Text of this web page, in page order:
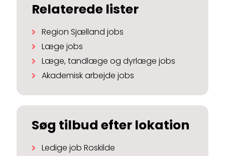
Relaterede lister
Region Sjælland jobs
Læge jobs
Læge, tandlæge og dyrlæge jobs
Akademisk arbejde jobs
Søg tilbud efter lokation
Ledige job Roskilde